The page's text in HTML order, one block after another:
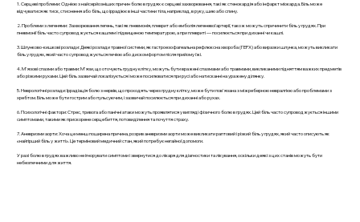
1. Серцеві проблеми: Однією з найсерйозніших причин болю в грудях є серцеві захворювання, такі як стенокардія або інфаркт міокарда. Біль може
відчуватися як тиск, стиснення або біль, що іррадіює в інші частини тіла, наприклад, в руку, шию або спину.
2. Проблеми з легенями: Захворювання легень, такі як пневмонія, плеврит або емболія легеневої артерії, також можуть спричинити біль у грудях. При
пневмонії біль часто супроводжується кашлем і підвищеною температурою, а при плевриті — посилюється при диханні чи кашлі.
3. Шлунково-кишкові розлади: Деякі розлади травної системи, як гастроезофагеальна рефлюксна хвороба (ГЕРХ) або виразки шлунка, можуть викликати
біль у грудях, який часто супроводжується печією або дискомфортом після прийому їжі.
4. М'язові спазми або травми: М'язи, що оточують грудну клітку, можуть бути вражені спазмами або травмами, викликаними підняттям важких предметів
або різкими рухами. Цей біль зазвичай локалізується і може посилюватися при русі або натисканні на уражену ділянку.
5. Неврологічні розлади: Іррадіація болю з нервів, що проходять через грудну клітку, може бути пов'язана з міжреберною невралгією або проблемами з
хребтом. Біль може бути гострим або пульсуючим, і зазвичай посилюється при диханні або рухах.
6. Психологічні фактори: Стрес, тривога або панічні атаки можуть проявлятися у вигляді фізичного болю в грудях. Цей біль часто супроводжується іншими
симптомами, такими як прискорене серцебиття, потовиділення та почуття страху.
7. Аневризми аорти: Хоча це менш поширена причина, розрив аневризми аорти може викликати раптовий і різкий біль у грудях, який часто описують як
«найгірший біль у житті». Це терміновий медичний стан, який потребує негайної допомоги.
У разі болю в грудях важливо не ігнорувати симптоми і звернутися до лікаря для діагностики та лікування, оскільки деякі з цих станів можуть бути
небезпечними для життя.